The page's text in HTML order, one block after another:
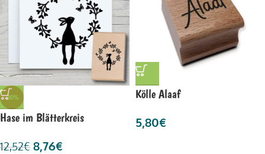
-30%
Hase im Blätterkreis
12,52€ 8,76€
Kölle Alaaf
5,80€